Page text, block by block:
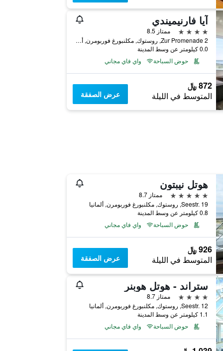
آيا فارنيميندي
4 نجوم
ممتاز 8.5
Zur Promenade 2, روستوك, مكلنبورغ فوربومرن, ألمانيا
0.0 كيلومتر عن وسط المدينة
حوض السباحة
واي فاي مجاني
872 ﷼
المتوسط في الليلة عرض الصفقة
هوتل نيبتون
5 نجوم
ممتاز 8.7
Seestr. 19, روستوك, مكلنبورغ فوربومرن, ألمانيا
0.8 كيلومتر عن وسط المدينة
حوض السباحة
واي فاي مجاني
926 ﷼
المتوسط في الليلة عرض الصفقة
ستراند - هوتل هوبنر
4 نجوم
ممتاز 8.7
Seestr. 12, روستوك, مكلنبورغ فوربومرن, ألمانيا
1.1 كيلومتر عن وسط المدينة
حوض السباحة
واي فاي مجاني